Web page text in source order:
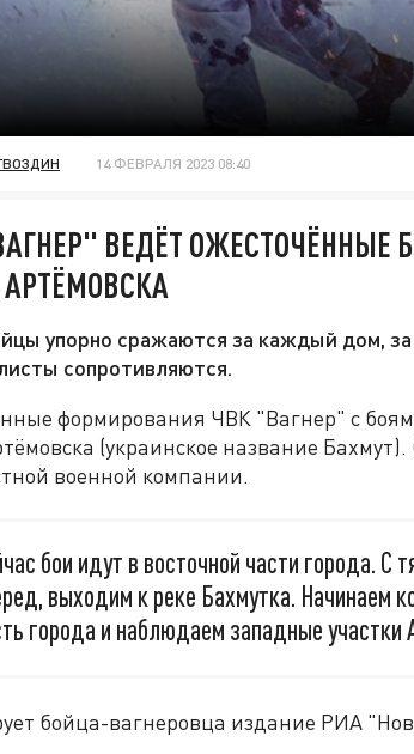
14 ФЕВРАЛЯ 2023 08:40
ВЕДЁТ ОЖЕСТОЧЁННЫЕ
упорно сражаются за каждый дом,
сопротивляются.
формирования ЧВК "Вагнер" с
(украинское название
военной компании.
бои идут в восточной части города.
выходим к реке Бахмутка. Начинаем
города и наблюдаем западные участки
бойца-вагнеровца издание РИА